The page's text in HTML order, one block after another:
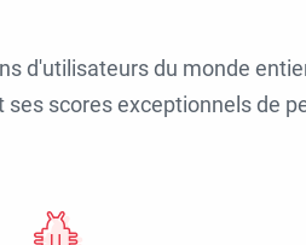
d'utilisateurs du monde
scores exceptionnels de